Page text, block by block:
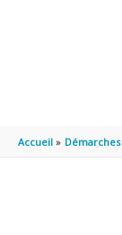
Accueil Démarches